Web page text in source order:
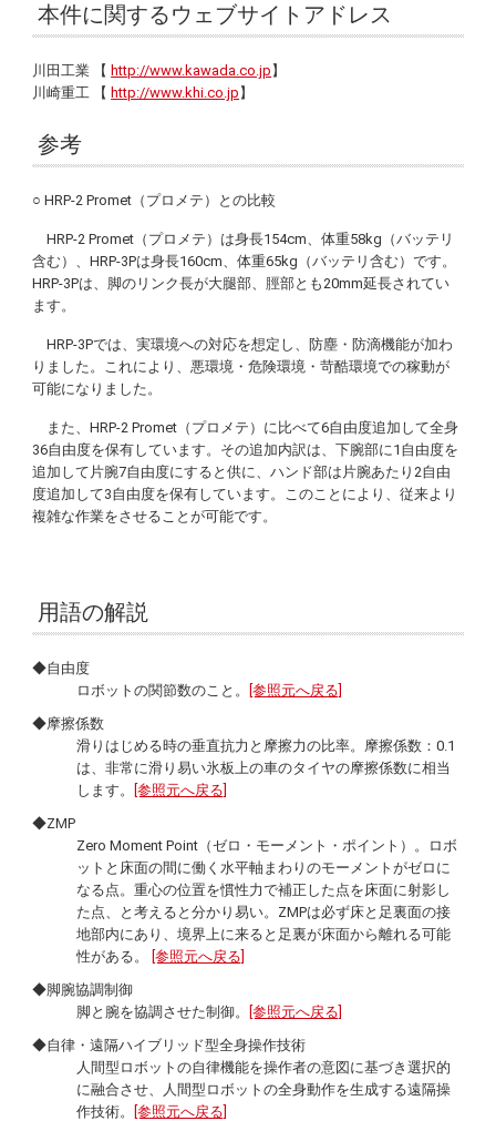
本件に関するウェブサイトアドレス
川田工業 【 http://www.kawada.co.jp 】
川崎重工 【 http://www.khi.co.jp 】
参考
○HRP-2 Promet （プロメテ）との比較
HRP-2 Promet （プロメテ）は身長154cm、体重58kg（バッテリ
含む）、HRP-3Pは身長160cm、体重65kg（バッテリ含む）です。
HRP-3Pは、脚のリンク長が大腿部、脛部とも20mm延長されてい
ます。
HRP-3Pでは、実環境への対応を想定し、防塵・防滴機能が加わ
りました。これにより、悪環境・危険環境・苛酷環境での稼動が
可能になりました。
また、HRP-2 Promet （プロメテ）に比べて6自由度追加して全身
36自由度を保有しています。その追加内訳は、下腕部に1自由度を
追加して片腕7自由度にすると供に、ハンド部は片腕あたり2自由
度追加して3自由度を保有しています。このことにより、従来より
複雑な作業をさせることが可能です。
用語の解説
◆自由度
ロボットの関節数のこと。
[参照元へ戻る]
◆摩擦係数
滑りはじめる時の垂直抗力と摩擦力の比率。摩擦係数：0.1
は、非常に滑り易い氷板上の車のタイヤの摩擦係数に相当
します。
[参照元へ戻る]
◆ZMP
Zero Moment Point （ゼロ・モーメント・ポイント）。ロボ
ットと床面の間に働く水平軸まわりのモーメントがゼロに
なる点。重心の位置を慣性力で補正した点を床面に射影し
た点、と考えると分かり易い。ZMPは必ず床と足裏面の接
地部内にあり、境界上に来ると足裏が床面から離れる可能
性がある。
[参照元へ戻る]
◆脚腕協調制御
脚と腕を協調させた制御。
[参照元へ戻る]
◆自律・遠隔ハイブリッド型全身操作技術
人間型ロボットの自律機能を操作者の意図に基づき選択的
に融合させ、人間型ロボットの全身動作を生成する遠隔操
作技術。
[参照元へ戻る]